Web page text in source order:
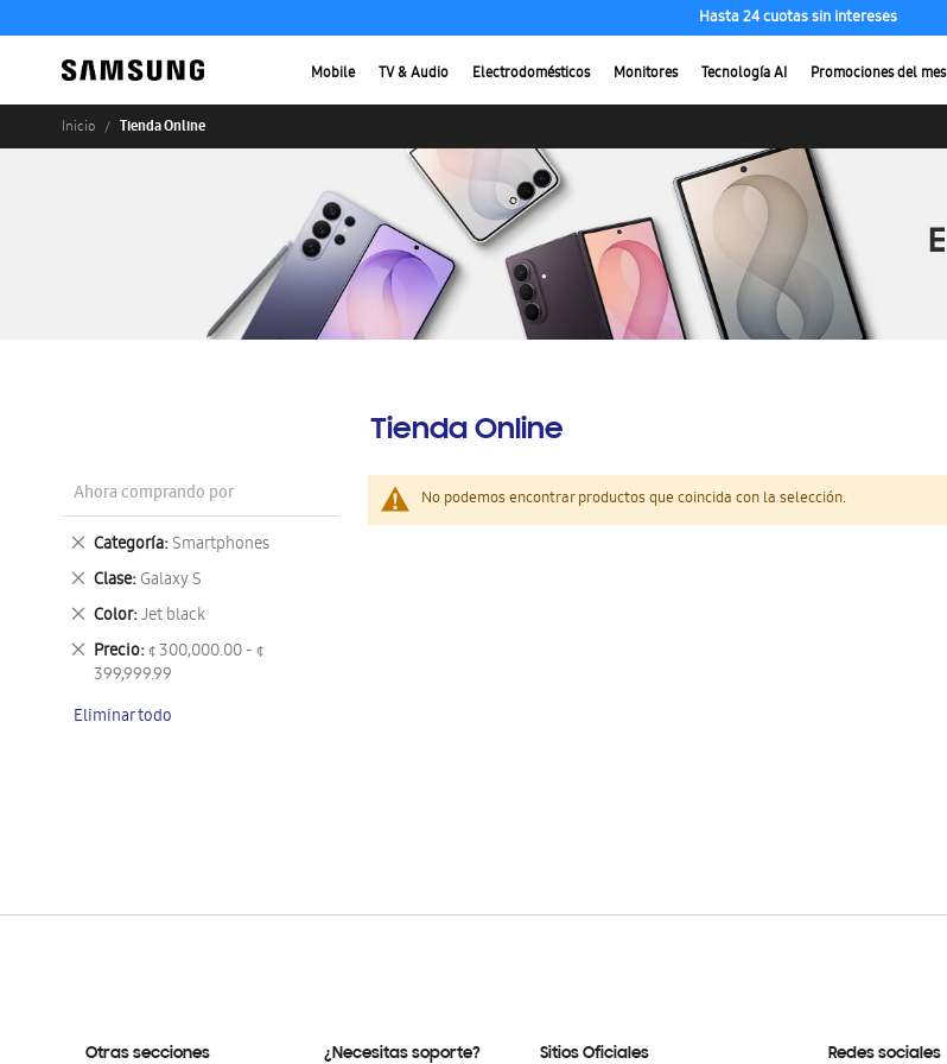
Hasta 24 cuotas sin intereses
Mobile TV & Audio Electrodomésticos Monitores Tecnología AI Promociones del mes
Inicio Tienda Online
Tienda Online
No podemos encontrar productos que coincida con la selección.
Ahora comprando por
Categoría Smartphones
Eliminar
este
artículo
Clase Galaxy S
Eliminar
este
artículo
Color Jet black
Eliminar
este
artículo
Precio ¢ 300,000.00 - ¢
399,999.99
Eliminar
este
Eliminar todo
Otras secciones ¿Necesitas soporte? Sitios Oficiales Redes sociales